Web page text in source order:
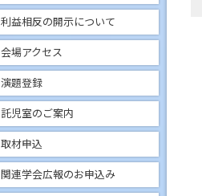
利益相反の開示について
会場アクセス
演題登録
託児室のご案内
取材申込
関連学会広報のお申込み